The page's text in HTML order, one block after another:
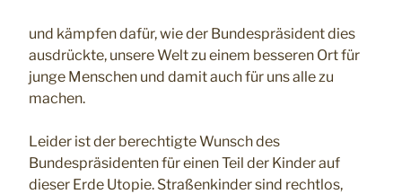
und kämpfen dafür, wie der Bundespräsident dies
ausdrückte, unsere Welt zu einem besseren Ort für
junge Menschen und damit auch für uns alle zu
machen.
Leider ist der berechtigte Wunsch des
Bundespräsidenten für einen Teil der Kinder auf
dieser Erde Utopie. Straßenkinder sind rechtlos,